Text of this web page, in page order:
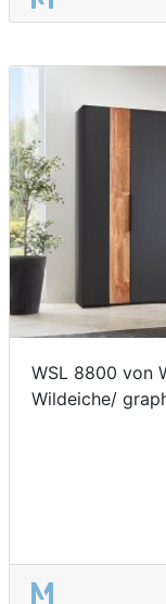
WSL 8800 von
Wildeiche/